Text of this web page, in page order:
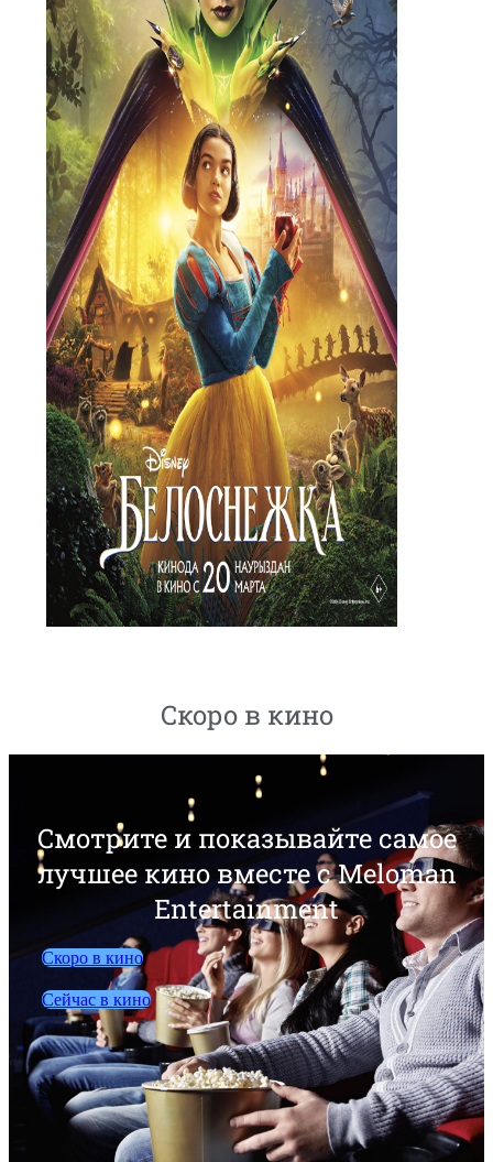
Скоро в кино
Смотрите и показывайте самое
лучшее кино вместе с Meloman
Entertainment
Скоро в кино
Сейчас в кино